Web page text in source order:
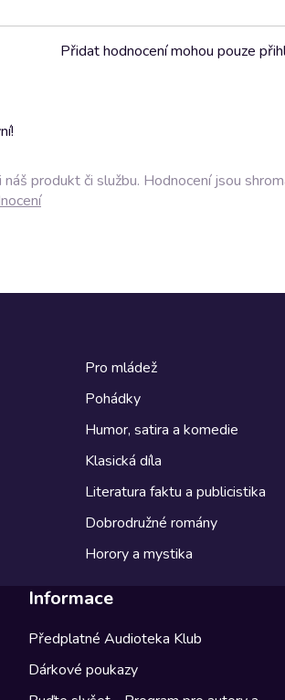
Přidat hodnocení mohou pouze
produkt či službu. Hodnocení jsou
Pro mládež
Pohádky
Humor, satira a komedie
Klasická díla
Literatura faktu a publicistika
Dobrodružné romány
Horory a mystika
Informace
Předplatné Audioteka Klub
Dárkové poukazy